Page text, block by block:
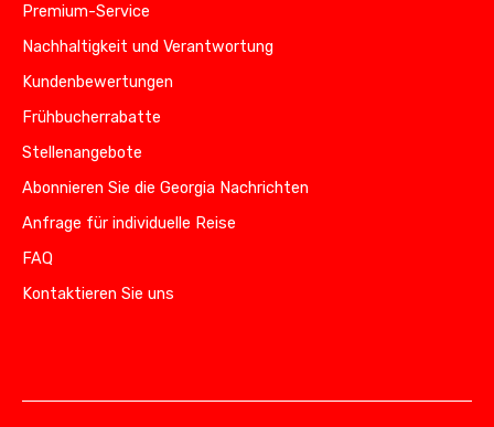
Premium-Service
Nachhaltigkeit und Verantwortung
Kundenbewertungen
Frühbucherrabatte
Stellenangebote
Abonnieren Sie die Georgia Nachrichten
Anfrage für individuelle Reise
FAQ
Kontaktieren Sie uns